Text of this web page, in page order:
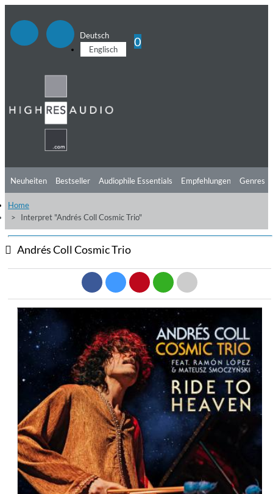
Deutsch
Englisch
0
Neuheiten Bestseller Audiophile Essentials Empfehlungen
Hörtipps
Videos
Genres
Home
Interpret "Andrés Coll Cosmic Trio"
Andrés Coll Cosmic Trio